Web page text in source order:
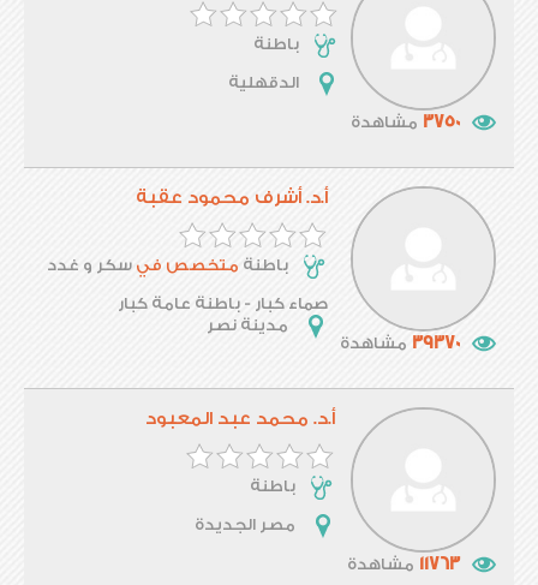
3750 مشاهدة
باطنة
الدقهلية
39370 مشاهدة
أ.د. أشرف محمود عقبة
باطنة متخصص في سكر و غدد
صماء كبار - باطنة عامة كبار
مدينة نصر
11763 مشاهدة
أ.د. محمد عبد المعبود
باطنة
مصر الجديدة